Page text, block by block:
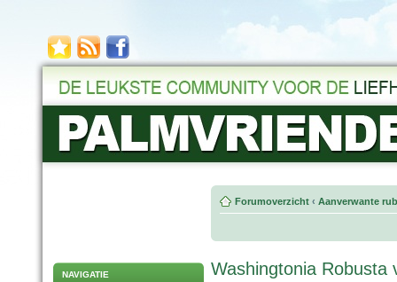
NAVIGATIE
Forumoverzicht ‹ Aanverwante
Washingtonia Robusta